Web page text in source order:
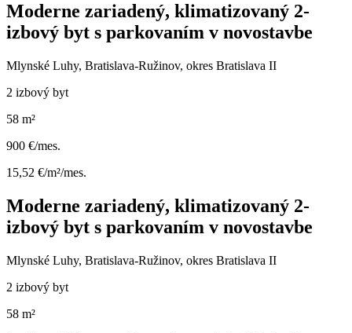
Moderne zariadený, klimatizovaný 2-
izbový byt s parkovaním v novostavbe
Mlynské Luhy, Bratislava-Ružinov, okres Bratislava II
2 izbový byt
58 m²
900 €/mes.
15,52 €/m²/mes.
Moderne zariadený, klimatizovaný 2-
izbový byt s parkovaním v novostavbe
Mlynské Luhy, Bratislava-Ružinov, okres Bratislava II
2 izbový byt
58 m²